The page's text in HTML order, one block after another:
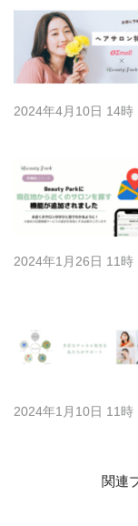
2024年4月10日 14時
2024年1月26日 11時
2024年1月10日 11時
関連